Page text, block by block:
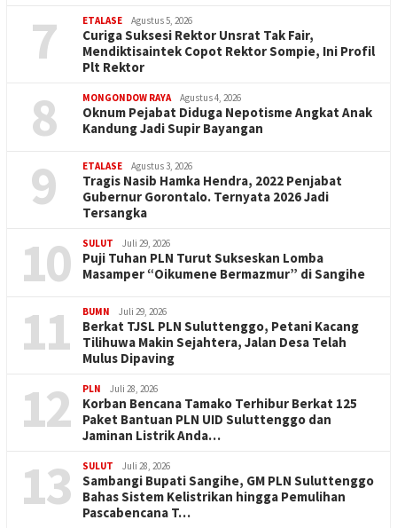
7 ETALASE Agustus 5, 2026
Curiga Suksesi Rektor Unsrat Tak Fair,
Mendiktisaintek Copot Rektor Sompie, Ini Profil
Plt Rektor
8 MONGONDOW RAYA Agustus 4, 2026
Oknum Pejabat Diduga Nepotisme Angkat Anak
Kandung Jadi Supir Bayangan
9 ETALASE Agustus 3, 2026
Tragis Nasib Hamka Hendra, 2022 Penjabat
Gubernur Gorontalo. Ternyata 2026 Jadi
Tersangka
10 SULUT Juli 29, 2026
Puji Tuhan PLN Turut Sukseskan Lomba
Masamper “Oikumene Bermazmur” di Sangihe
11 BUMN Juli 29, 2026
Berkat TJSL PLN Suluttenggo, Petani Kacang
Tilihuwa Makin Sejahtera, Jalan Desa Telah
Mulus Dipaving
12 PLN Juli 28, 2026
Korban Bencana Tamako Terhibur Berkat 125
Paket Bantuan PLN UID Suluttenggo dan
Jaminan Listrik Anda…
13 SULUT Juli 28, 2026
Sambangi Bupati Sangihe, GM PLN Suluttenggo
Bahas Sistem Kelistrikan hingga Pemulihan
Pascabencana T…